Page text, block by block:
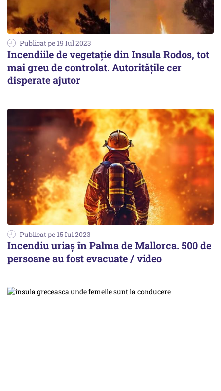
Publicat pe 19 Iul 2023
Incendiile de vegetație din Insula Rodos, tot
mai greu de controlat. Autoritățile cer
disperate ajutor
Publicat pe 15 Iul 2023
Incendiu uriaș în Palma de Mallorca. 500 de
persoane au fost evacuate / video